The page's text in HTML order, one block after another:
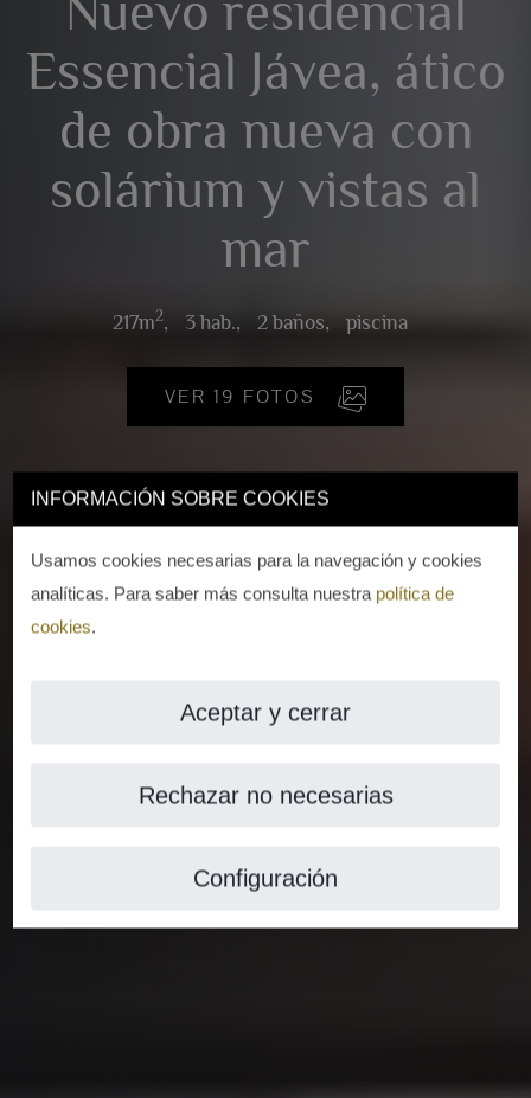
INFORMACIÓN SOBRE COOKIES
Usamos cookies necesarias para la navegación y cookies
analíticas. Para saber más consulta nuestra política de
cookies.
Aceptar y cerrar
Rechazar no necesarias
Configuración
Essencial Jávea, ático
de obra nueva con
solárium y vistas al
mar
217m2, 3 hab., 2 baños, piscina
VER 19 FOTOS